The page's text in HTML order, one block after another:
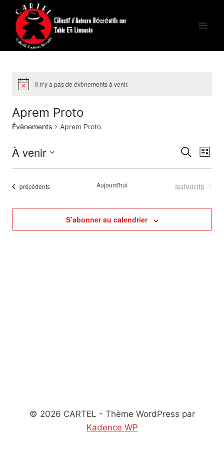
contenu
Il n’y a pas de évènements à venir.
Aprem Proto
Évènements Aprem Proto
Recherche
Recherche
de
vues
Liste
À venir
Sélectionnez
Évènements
précédents Aujourd'hui Évènements
suivants
S’abonner au calendrier
© 2026 CARTEL - Thème WordPress par
Kadence WP